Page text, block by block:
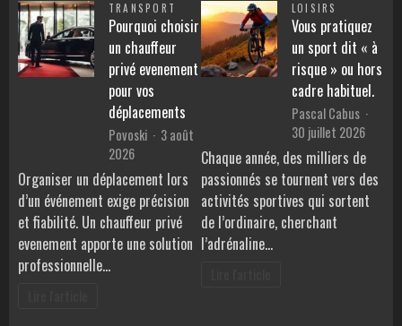
TRANSPORT
Pourquoi choisir
un chauffeur
privé evenement
pour vos
déplacements
Povoski
3 août
2026
Organiser un déplacement lors
d’un événement exige précision
et fiabilité. Un chauffeur privé
evenement apporte une solution
professionnelle…
LOISIRS
Vous pratiquez
un sport dit « à
risque » ou hors
cadre habituel.
Pascal Cabus
30 juillet 2026
Chaque année, des milliers de
passionnés se tournent vers des
activités sportives qui sortent
de l’ordinaire, cherchant
l’adrénaline…